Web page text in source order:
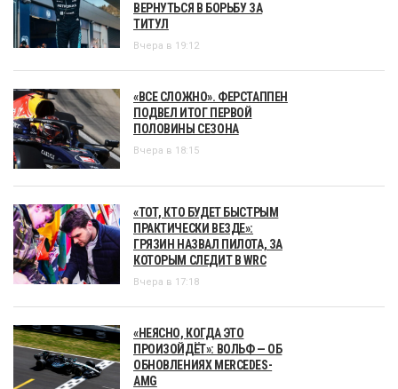
ВЕРНУТЬСЯ В БОРЬБУ ЗА
ТИТУЛ
Вчера в 19:12
«ВСЕ СЛОЖНО». ФЕРСТАППЕН
ПОДВЕЛ ИТОГ ПЕРВОЙ
ПОЛОВИНЫ СЕЗОНА
Вчера в 18:15
«ТОТ, КТО БУДЕТ БЫСТРЫМ
ПРАКТИЧЕСКИ ВЕЗДЕ»:
ГРЯЗИН НАЗВАЛ ПИЛОТА, ЗА
КОТОРЫМ СЛЕДИТ В WRC
Вчера в 17:18
«НЕЯСНО, КОГДА ЭТО
ПРОИЗОЙДЁТ»: ВОЛЬФ — ОБ
ОБНОВЛЕНИЯХ MERCEDES-
AMG